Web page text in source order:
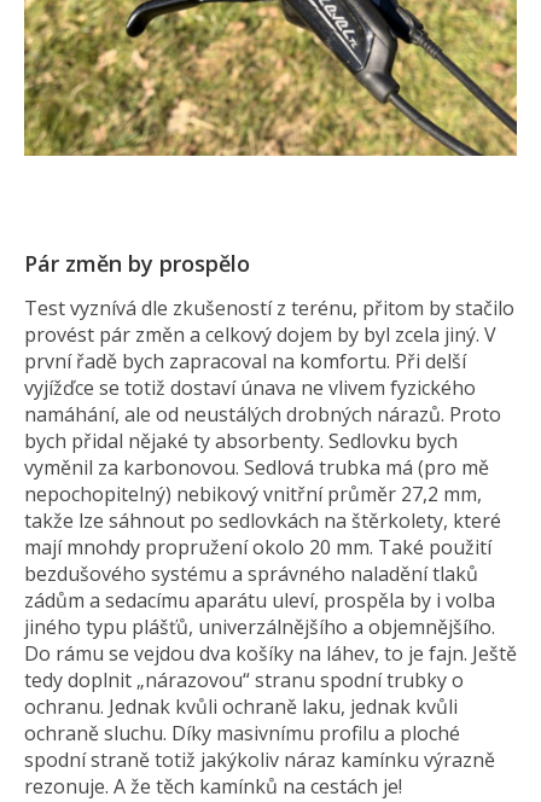
Pár změn by prospělo
Test vyznívá dle zkušeností z terénu, přitom by stačilo
provést pár změn a celkový dojem by byl zcela jiný. V
první řadě bych zapracoval na komfortu. Při delší
vyjížďce se totiž dostaví únava ne vlivem fyzického
namáhání, ale od neustálých drobných nárazů. Proto
bych přidal nějaké ty absorbenty. Sedlovku bych
vyměnil za karbonovou. Sedlová trubka má (pro mě
nepochopitelný) nebikový vnitřní průměr 27,2 mm,
takže lze sáhnout po sedlovkách na štěrkolety, které
mají mnohdy propružení okolo 20 mm. Také použití
bezdušového systému a správného naladění tlaků
zádům a sedacímu aparátu uleví, prospěla by i volba
jiného typu plášťů, univerzálnějšího a objemnějšího.
Do rámu se vejdou dva košíky na láhev, to je fajn. Ještě
tedy doplnit „nárazovou“ stranu spodní trubky o
ochranu. Jednak kvůli ochraně laku, jednak kvůli
ochraně sluchu. Díky masivnímu profilu a ploché
spodní straně totiž jakýkoliv náraz kamínku výrazně
rezonuje. A že těch kamínků na cestách je!